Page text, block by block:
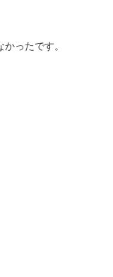
ったです。